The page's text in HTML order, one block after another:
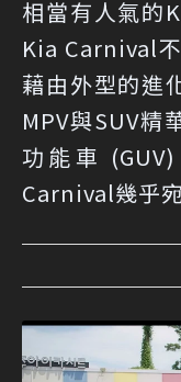
相當有人氣的
Kia Carnival
藉由外型的進
MPV與SUV
功能車
Carnival幾乎